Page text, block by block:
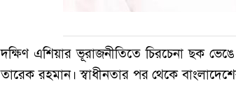
দক্ষিণ এশিয়ার ভূরাজনীতিতে চিরচেনা ছক
তারেক রহমান। স্বাধীনতার পর থেকে